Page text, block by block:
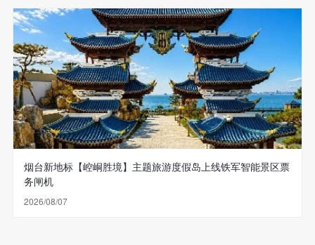
烟台新地标【崆峒胜境】主题旅游度假岛上线铁军智能景区票
务闸机
2026/08/07